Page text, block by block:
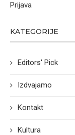
Prijava
KATEGORIJE
Editors' Pick
Izdvajamo
Kontakt
Kultura